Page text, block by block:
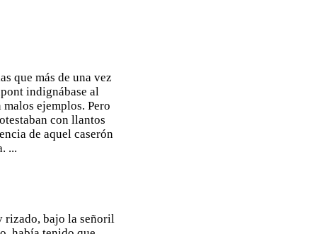
que más de una vez
indignábase al
ejemplos. Pero
con llantos
de aquel caserón
...
rizado, bajo la señoril